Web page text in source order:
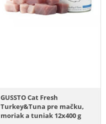
GUSSTO Cat Fresh
Turkey&Tuna pre mačku,
moriak a tuniak 12x400 g